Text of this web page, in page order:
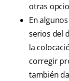
otras
En
serios del
la
corregir
también